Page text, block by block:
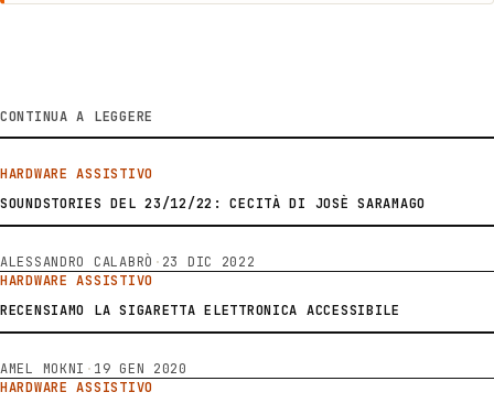
CONTINUA A LEGGERE
HARDWARE ASSISTIVO
SOUNDSTORIES DEL 23/12/22: CECITÀ DI JOSÈ SARAMAGO
ALESSANDRO CALABRÒ · 23 DIC 2022
HARDWARE ASSISTIVO
RECENSIAMO LA SIGARETTA ELETTRONICA ACCESSIBILE
AMEL MOKNI · 19 GEN 2020
HARDWARE ASSISTIVO